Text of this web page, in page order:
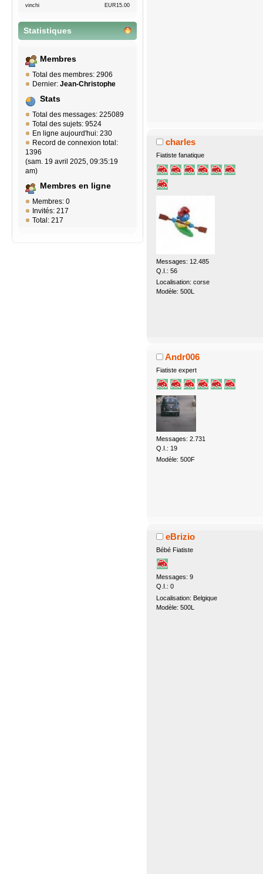
vinchi
EUR15.00
Statistiques
Membres
Total des membres: 2906
Dernier: Jean-Christophe
Stats
Total des messages: 225089
Total des sujets: 9524
En ligne aujourd'hui: 230
Record de connexion total:
1396
(sam. 19 avril 2025, 09:35:19
am)
Membres en ligne
Membres: 0
Invités: 217
Total: 217
charles
Fiatiste fanatique
Messages: 12.485
Q.I.: 56
Localisation: corse
Modèle: 500L
Andr006
Fiatiste expert
Messages: 2.731
Q.I.: 19
Modèle: 500F
eBrizio
Bébé Fiatiste
Messages: 9
Q.I.: 0
Localisation: Belgique
Modèle: 500L